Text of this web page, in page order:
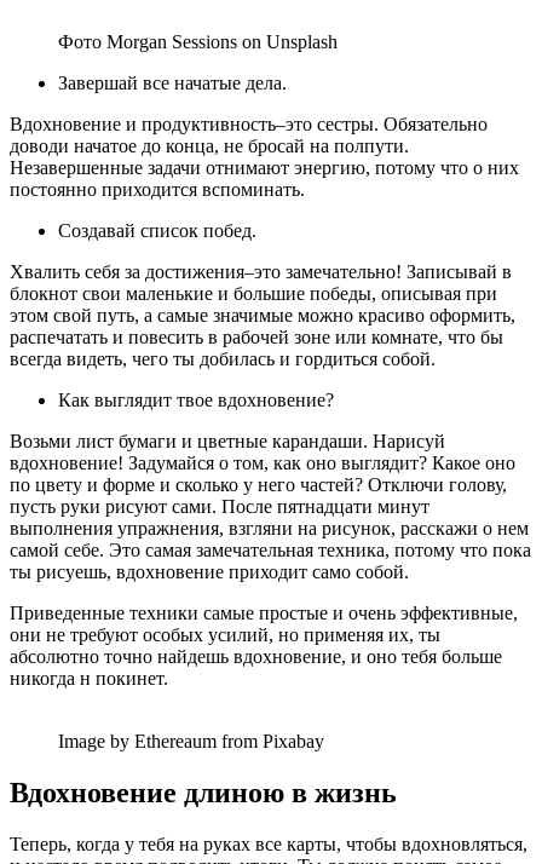
Фото Morgan Sessions on Unsplash
Завершай все начатые дела.
Вдохновение и продуктивность–это сестры. Обязательно
доводи начатое до конца, не бросай на полпути.
Незавершенные задачи отнимают энергию, потому что о них
постоянно приходится вспоминать.
Создавай список побед.
Хвалить себя за достижения–это замечательно! Записывай в
блокнот свои маленькие и большие победы, описывая при
этом свой путь, а самые значимые можно красиво оформить,
распечатать и повесить в рабочей зоне или комнате, что бы
всегда видеть, чего ты добилась и гордиться собой.
Как выглядит твое вдохновение?
Возьми лист бумаги и цветные карандаши. Нарисуй
вдохновение! Задумайся о том, как оно выглядит? Какое оно
по цвету и форме и сколько у него частей? Отключи голову,
пусть руки рисуют сами. После пятнадцати минут
выполнения упражнения, взгляни на рисунок, расскажи о нем
самой себе. Это самая замечательная техника, потому что пока
ты рисуешь, вдохновение приходит само собой.
Приведенные техники самые простые и очень эффективные,
они не требуют особых усилий, но применяя их, ты
абсолютно точно найдешь вдохновение, и оно тебя больше
никогда н покинет.
Image by Ethereaum from Pixabay
Вдохновение длиною в жизнь
Теперь, когда у тебя на руках все карты, чтобы вдохновляться,